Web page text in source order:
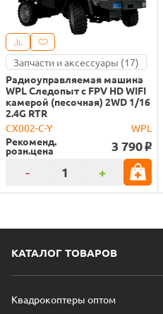
Запчасти и аксессуары (17)
Радиоуправляемая машина
WPL Следопыт с FPV HD WIFI
камерой (песочная) 2WD 1/16
2.4G RTR
CX002-C-Y
WPL
Рекоменд.
розн.цена 3 790 o
- +
КАТАЛОГ ТОВАРОВ
Квадрокоптеры оптом